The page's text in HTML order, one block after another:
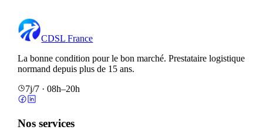
CDSL France
La bonne condition pour le bon marché. Prestataire logistique
normand depuis plus de 15 ans.
7j/7 · 08h–20h
Nos services